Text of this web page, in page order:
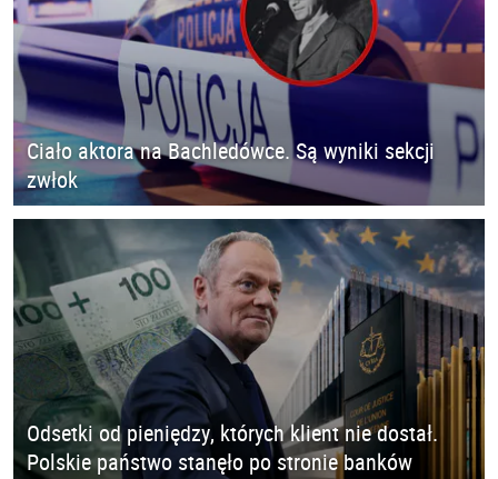
Ciało aktora na Bachledówce. Są wyniki sekcji
zwłok
Odsetki od pieniędzy, których klient nie dostał.
Polskie państwo stanęło po stronie banków